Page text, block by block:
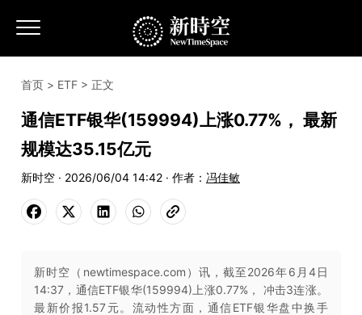
首页 > ETF > 正文
通信ETF银华(159994)上涨0.77%， 最新
规模达35.15亿元
新时空 · 2026/06/04 14:42 · 作者： 冯佳敏
新时空（newtimespace.com）讯，截至2026年6月4日
14:37，通信ETF银华(159994)上涨0.77%， 冲击3连涨。
最新价报1.57元。流动性方面，通信ETF银华盘中换手